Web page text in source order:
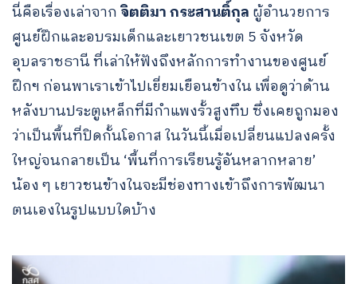
นี่คือเรื่องเล่าจากจิตติมา กระสานติ์กุล ผู้อำนวยการ
ศูนย์ฝึกและอบรมเด็กและเยาวชนเขต 5 จังหวัด
อุบลราชธานี ที่เล่าให้ฟังถึงหลักการทำงานของศูนย์
ฝึกฯ ก่อนพาเราเข้าไปเยี่ยมเยือนข้างใน เพื่อดูว่าด้าน
หลังบานประตูเหล็กที่มีกำแพงรั้วสูงทึบ ซึ่งเคยถูกมอง
ว่าเป็นพื้นที่ปิดกั้นโอกาส ในวันนี้เมื่อเปลี่ยนแปลงครั้ง
ใหญ่จนกลายเป็น ‘พื้นที่การเรียนรู้อันหลากหลาย’
น้อง ๆ เยาวชนข้างในจะมีช่องทางเข้าถึงการพัฒนา
ตนเองในรูปแบบใดบ้าง